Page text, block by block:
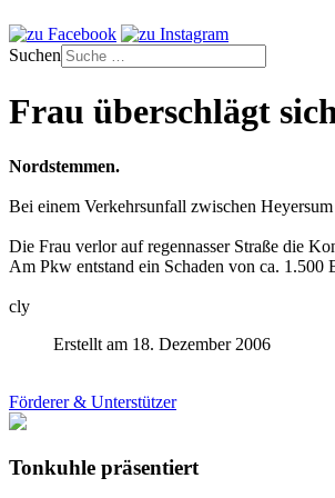
Suchen
Frau überschlägt
Nordstemmen.
Bei einem Verkehrsunfall zwischen
Die Frau verlor auf regennasser Straße die
Am Pkw entstand ein Schaden von ca. 1.500
cly
Erstellt am 18. Dezember 2006
Förderer & Unterstützer
Tonkuhle präsentiert